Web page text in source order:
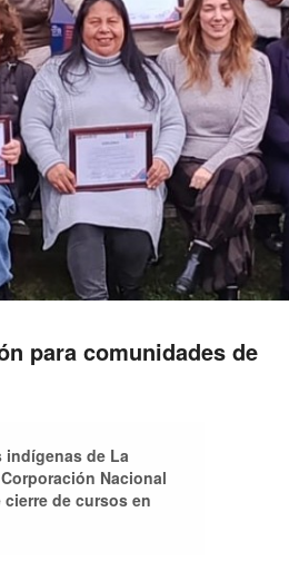
para comunidades de
de La
Nacional
de cursos en